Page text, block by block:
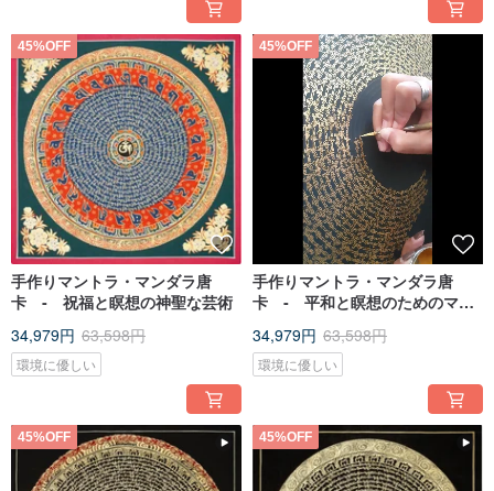
45%OFF
手作りマントラ・マンダラ唐
卡 ‐ 祝福と瞑想の神聖な芸術
34,979円 63,598円
環境に優しい
45%OFF
手作りマントラ・マンダラ唐
卡 ‐ 平和と瞑想のためのマン
34,979円 63,598円
環境に優しい
45%OFF 45%OFF